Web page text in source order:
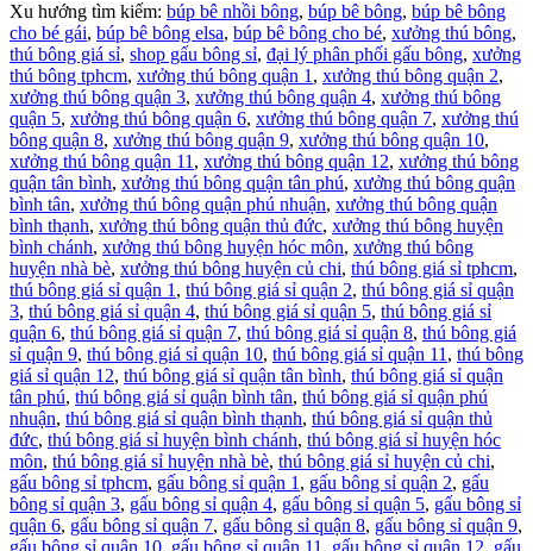
Xu hướng tìm kiếm: búp bê nhồi bông, búp bê bông, búp bê bông
cho bé gái, búp bê bông elsa, búp bê bông cho bé, xưởng thú bông,
thú bông giá sỉ, shop gấu bông sỉ, đại lý phân phối gấu bông, xưởng
thú bông tphcm, xưởng thú bông quận 1 , xưởng thú bông quận 2,
xưởng thú bông quận 3, xưởng thú bông quận 4, xưởng thú bông
quận 5, xưởng thú bông quận 6, xưởng thú bông quận 7, xưởng thú
bông quận 8, xưởng thú bông quận 9, xưởng thú bông quận 10,
xưởng thú bông quận 11 , xưởng thú bông quận 12, xưởng thú bông
quận tân bình, xưởng thú bông quận tân phú, xưởng thú bông quận
bình tân, xưởng thú bông quận phú nhuận, xưởng thú bông quận
bình thạnh, xưởng thú bông quận thủ đức, xưởng thú bông huyện
bình chánh, xưởng thú bông huyện hóc môn, xưởng thú bông
huyện nhà bè, xưởng thú bông huyện củ chi, thú bông giá sỉ tphcm,
thú bông giá sỉ quận 1 , thú bông giá sỉ quận 2, thú bông giá sỉ quận
3, thú bông giá sỉ quận 4, thú bông giá sỉ quận 5, thú bông giá sỉ
quận 6, thú bông giá sỉ quận 7, thú bông giá sỉ quận 8, thú bông giá
sỉ quận 9, thú bông giá sỉ quận 10, thú bông giá sỉ quận 11 , thú bông
giá sỉ quận 12, thú bông giá sỉ quận tân bình, thú bông giá sỉ quận
tân phú, thú bông giá sỉ quận bình tân, thú bông giá sỉ quận phú
nhuận, thú bông giá sỉ quận bình thạnh, thú bông giá sỉ quận thủ
đức, thú bông giá sỉ huyện bình chánh, thú bông giá sỉ huyện hóc
môn, thú bông giá sỉ huyện nhà bè, thú bông giá sỉ huyện củ chi,
gấu bông sỉ tphcm, gấu bông sỉ quận 1 , gấu bông sỉ quận 2, gấu
bông sỉ quận 3, gấu bông sỉ quận 4, gấu bông sỉ quận 5, gấu bông sỉ
quận 6, gấu bông sỉ quận 7, gấu bông sỉ quận 8, gấu bông sỉ quận 9,